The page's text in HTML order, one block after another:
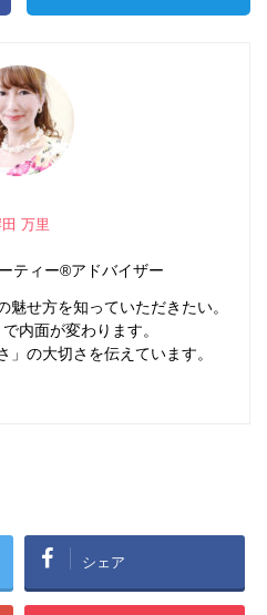
田 万里
ティー®アドバイザー
魅せ方を知っていただきたい。
内面が変わります。
」の大切さを伝えています。
シェア